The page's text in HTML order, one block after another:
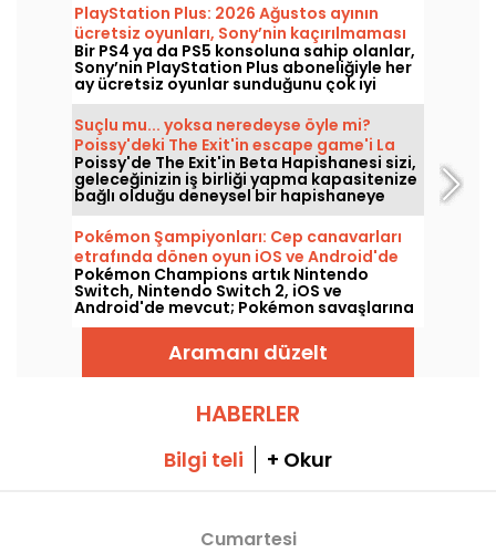
PlayStation Plus: 2026 Ağustos ayının
ücretsiz oyunları, Sony’nin kaçırılmaması
gereken hediyeleri
Bir PS4 ya da PS5 konsoluna sahip olanlar,
Sony’nin PlayStation Plus aboneliğiyle her
ay ücretsiz oyunlar sunduğunu çok iyi
biliyor. Peki Ağustos 2026’da hangi
oyunlar ücretsiz? Bu ayın seçkisini
inceleyin.
Suçlu mu... yoksa neredeyse öyle mi?
Poissy'deki The Exit'in escape game'i La
Prison Bêta'yı keşfedin.
Poissy'de The Exit'in Beta Hapishanesi sizi,
geleceğinizin iş birliği yapma kapasitenize
bağlı olduğu deneysel bir hapishaneye
götürüyor. Kaçış temasını özgün bir
senaryoyla saptıran bir görev.
Pokémon Şampiyonları: Cep canavarları
etrafında dönen oyun iOS ve Android'de
mevcut
Pokémon Champions artık Nintendo
Switch, Nintendo Switch 2, iOS ve
Android'de mevcut; Pokémon savaşlarına
ve rekabetçi stratejiye odaklanan bir
deneyim sunuyor. Bu yeni bölüm, konsol
sürümünün 8 Nisan 2026'daki çıkışının
ardından mobilde 17 Haziran 2026'da
profillerine hitap eden karşılaşmalara
Aramanı düzelt
HABERLER
Bilgi teli + Okur
Cumartesi